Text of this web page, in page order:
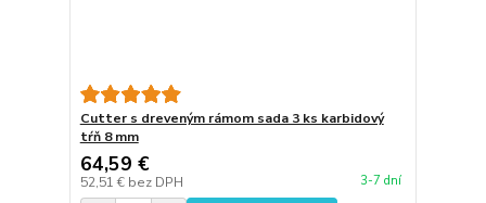
Cutter s dreveným rámom sada 3 ks karbidový
tŕň 8 mm
64,59 €
52,51 € bez DPH 3-7 dní